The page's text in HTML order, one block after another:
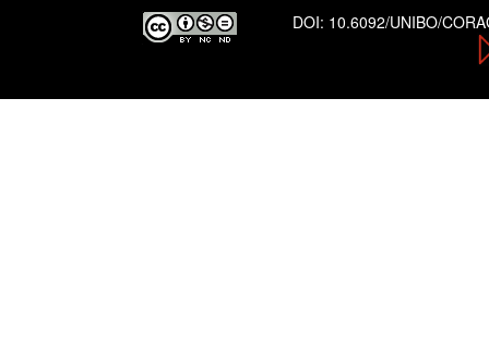
DOI: 10.6092/UNIBO/